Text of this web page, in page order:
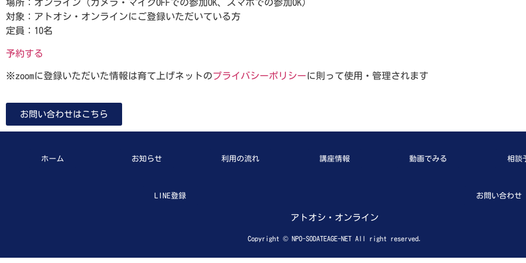
場所：オンライン（カメラ・マイクOFFでの参加OK、スマホでの参加OK）
対象：アトオシ・オンラインにご登録いただいている方
定員：10名
予約する
※zoomに登録いただいた情報は育て上げネットのプライバシーポリシーに則って使用・管理されます
お問い合わせはこちら
ホーム お知らせ 利用の流れ 講座情報 動画でみる 相談
LINE登録 お問い合わせ
アトオシ・オンライン
Copyright © NPO-SODATEAGE-NET All right reserved.